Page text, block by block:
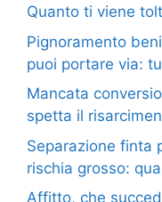
Quanto ti viene
Pignoramento
puoi portare via:
Mancata
spetta il
Separazione finta
rischia grosso:
Affitto, che